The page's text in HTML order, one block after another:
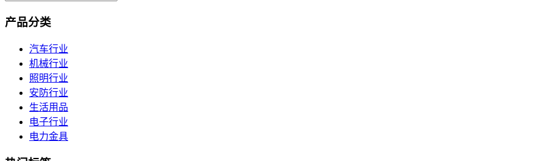
产品分类
汽车行业
机械行业
照明行业
安防行业
生活用品
电子行业
电力金具